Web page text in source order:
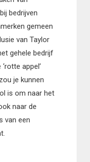
bedrijven
gemeen
van Taylor
gehele bedrijf
appel’
je kunnen
is om naar het
naar de
van een